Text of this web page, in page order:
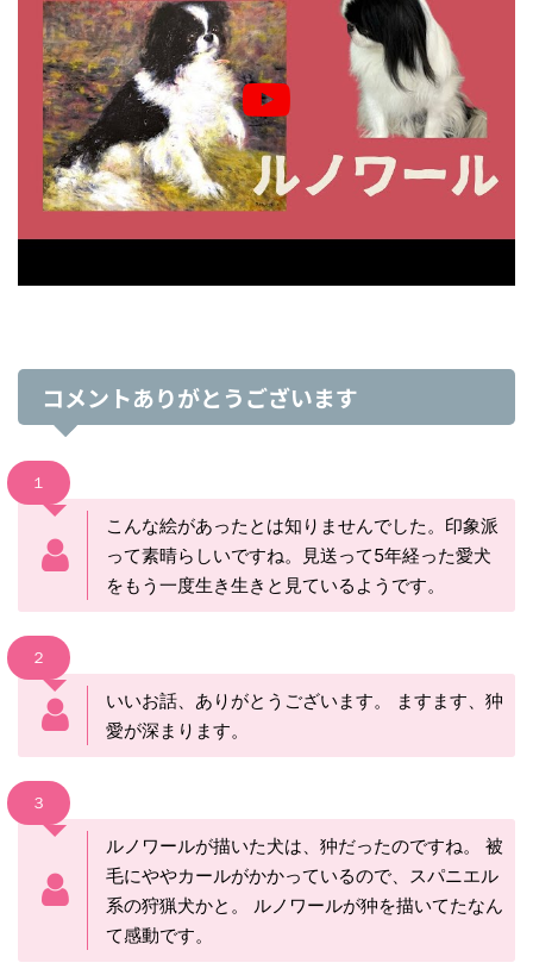
コメントありがとうございます
１
こんな絵があったとは知りませんでした。印象派
って素晴らしいですね。見送って5年経った愛犬
をもう一度生き生きと見ているようです。
２
いいお話、ありがとうございます。 ますます、狆
愛が深まります。
３
ルノワールが描いた犬は、狆だったのですね。 被
毛にややカールがかかっているので、スパニエル
系の狩猟犬かと。 ルノワールが狆を描いてたなん
て感動です。